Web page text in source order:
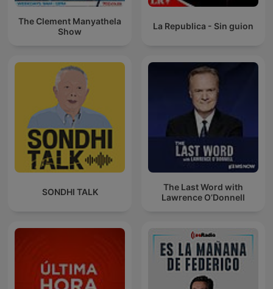
The Clement Manyathela
Show
La Republica - Sin guion
SONDHI TALK
The Last Word with
Lawrence O’Donnell